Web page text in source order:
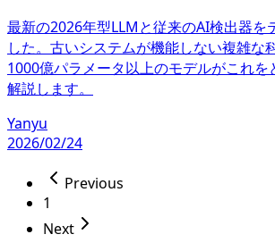
最新の2026年型LLMと従来のAI検出器を
した。古いシステムが機能しない複雑な
1000億パラメータ以上のモデルがこれを
解説します。
Yanyu
2026/02/24
Previous
1
Next